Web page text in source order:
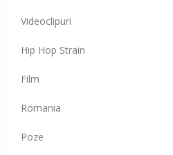
Videoclipuri
Hip Hop Strain
Film
Romania
Poze